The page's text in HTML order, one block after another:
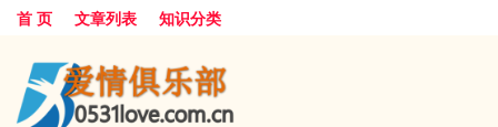
首 页 文章列表 知识分类